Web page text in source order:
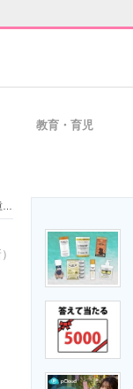
ーダーのコミュニティ
のIT導入・活用を支援
教育・育児